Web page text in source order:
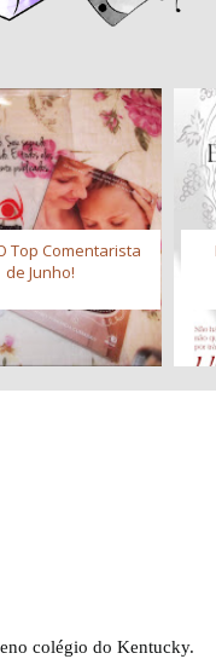
Top Comentarista
de Junho!
colégio do Kentucky.